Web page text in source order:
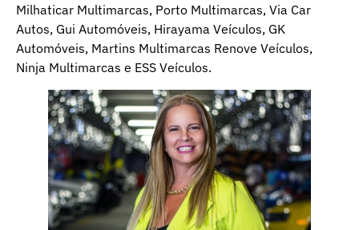
Milhaticar Multimarcas, Porto Multimarcas, Via Car
Autos, Gui Automóveis, Hirayama Veículos, GK
Automóveis, Martins Multimarcas Renove Veículos,
Ninja Multimarcas e ESS Veículos.